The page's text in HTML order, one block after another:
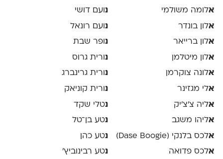
אלומה משולמי
אלון בונדר
אלון ברייאר
אלון מיטלמן
אלונה צוקרמן
אלי מגזינר
אליה צ׳צ׳יק
אליהו משגב
אלכס בלנקי (Dase Boogie)
אלכס פדואה
נ ועם דושי
נ ועם רונאל
נופר שבת
נ ורית גרוס
נורית גרינברג
נ ורית קוניאק
נטלי שקד
נטע בן־טל
נטע כהן
נטע רבינוביץ׳